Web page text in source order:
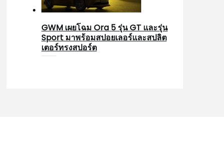
GWM เผยโฉม Ora 5 รุ่น GT และรุ่น
Sport มาพร้อมสปอยเลอร์และสปลิต
เตอร์ทรงสปอร์ต